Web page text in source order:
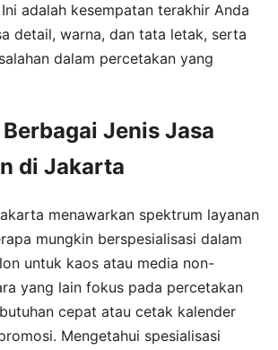
adalah kesempatan terakhir Anda
detail, warna, dan tata letak, serta
dalam percetakan yang
Jenis Jasa
di Jakarta
menawarkan spektrum layanan
mungkin berspesialisasi dalam
untuk kaos atau media non-
yang lain fokus pada percetakan
cepat atau cetak kalender
Mengetahui spesialisasi